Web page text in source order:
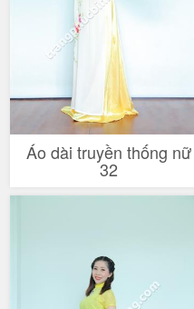
Áo dài truyền thống nữ
32